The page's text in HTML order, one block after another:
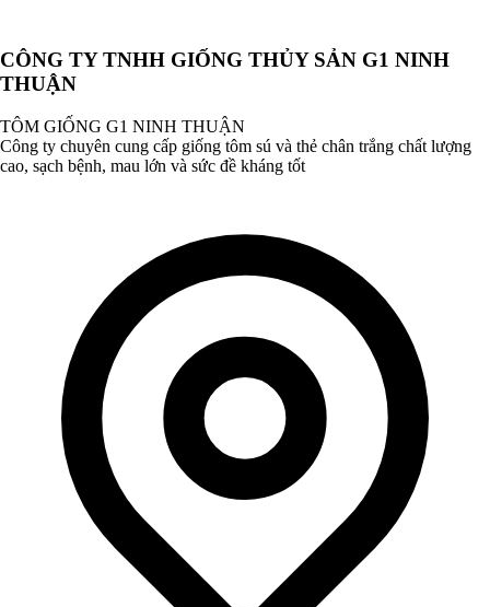
CÔNG TY TNHH GIỐNG THỦY SẢN G1 NINH
THUẬN
TÔM GIỐNG G1 NINH THUẬN
Công ty chuyên cung cấp giống tôm sú và thẻ chân trắng chất lượng
cao, sạch bệnh, mau lớn và sức đề kháng tốt